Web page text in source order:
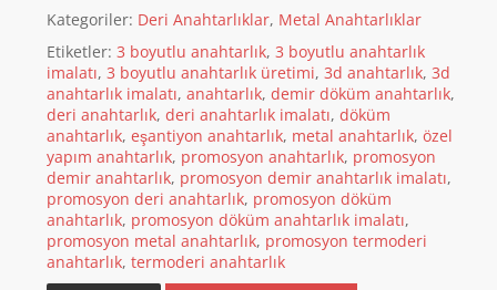
Kategoriler: Deri Anahtarlıklar, Metal Anahtarlıklar
Etiketler: 3 boyutlu anahtarlık, 3 boyutlu anahtarlık
imalatı, 3 boyutlu anahtarlık üretimi, 3d anahtarlık, 3d
anahtarlık imalatı, anahtarlık, demir döküm anahtarlık,
deri anahtarlık, deri anahtarlık imalatı, döküm
anahtarlık, eşantiyon anahtarlık, metal anahtarlık, özel
yapım anahtarlık, promosyon anahtarlık, promosyon
demir anahtarlık, promosyon demir anahtarlık imalatı,
promosyon deri anahtarlık, promosyon döküm
anahtarlık, promosyon döküm anahtarlık imalatı,
promosyon metal anahtarlık, promosyon termoderi
anahtarlık, termoderi anahtarlık